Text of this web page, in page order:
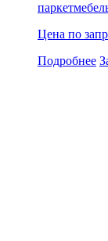
паркет
Цена по
Подробнее